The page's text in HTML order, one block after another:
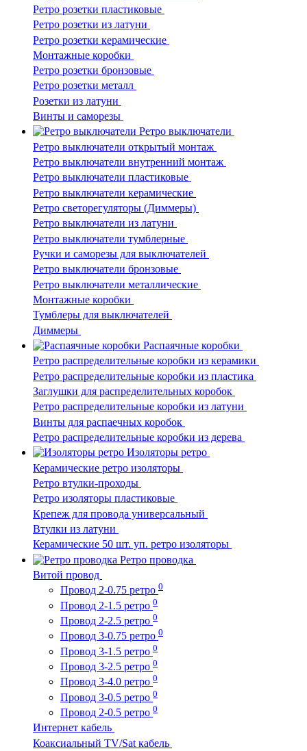
Ретро розетки пластиковые
Ретро розетки из латуни
Ретро розетки керамические
Монтажные коробки
Ретро розетки бронзовые
Ретро розетки металл
Розетки из латуни
Винты и саморезы
Ретро выключатели
Ретро выключатели открытый монтаж
Ретро выключатели внутренний монтаж
Ретро выключатели пластиковые
Ретро выключатели керамические
Ретро светорегуляторы (Диммеры)
Ретро выключатели из латуни
Ретро выключатели тумблерные
Ручки и саморезы для выключателей
Ретро выключатели бронзовые
Ретро выключатели металлические
Монтажные коробки
Тумблеры для выключателей
Диммеры
Распаячные коробки
Ретро распределительные коробки из керамики
Ретро распределительные коробки из пластика
Заглушки для распределительных коробок
Ретро распределительные коробки из латуни
Винты для распаечных коробок
Ретро распределительные коробки из дерева
Изоляторы ретро
Керамические ретро изоляторы
Ретро втулки-проходы
Ретро изоляторы пластиковые
Крепеж для провода универсальный
Втулки из латуни
Керамические 50 шт. уп. ретро изоляторы
Ретро проводка
Витой провод
Провод 2-0.75 ретро 0
Провод 2-1.5 ретро 0
Провод 2-2.5 ретро 0
Провод 3-0.75 ретро 0
Провод 3-1.5 ретро 0
Провод 3-2.5 ретро 0
Провод 3-4.0 ретро 0
Провод 3-0.5 ретро 0
Провод 2-0.5 ретро 0
Интернет кабель
Коаксиальный TV/Sat кабель